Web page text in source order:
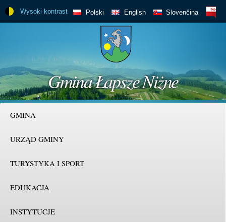
do
treści
BIP
Polski English Slovenčina
Wysoki kontrast
Gmina Łapsze Niżne
GMINA
URZĄD GMINY
TURYSTYKA I SPORT
EDUKACJA
INSTYTUCJE